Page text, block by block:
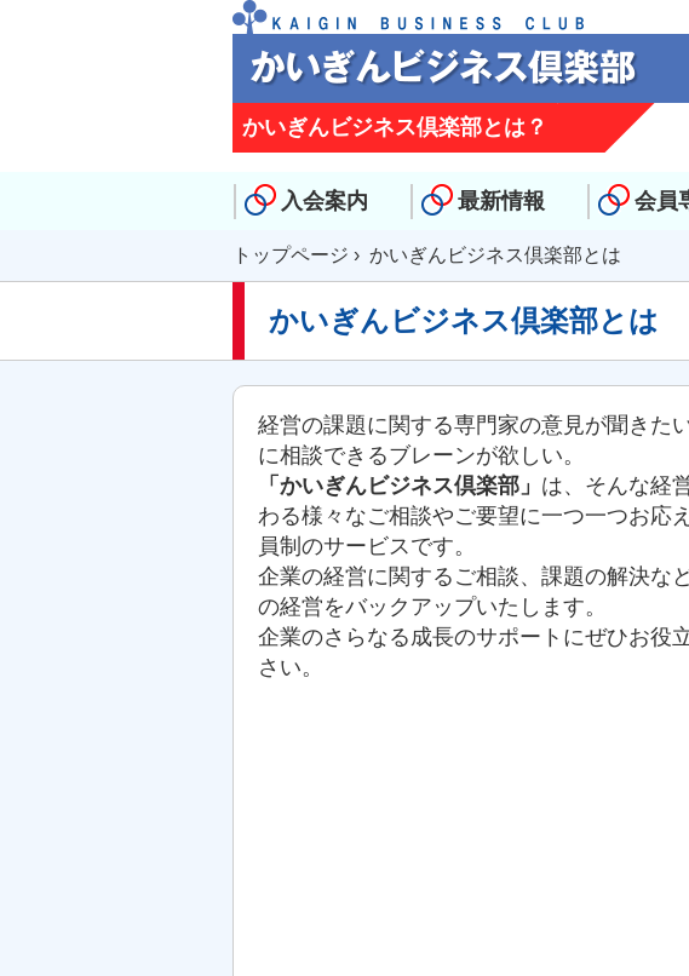
かいぎんビジネス倶楽部とは？
入会案内 最新情報 会員
トップページ › かいぎんビジネス倶楽部とは
かいぎんビジネス倶楽部とは
経営の課題に関する専門家の意見が聞きた
に相談できるブレーンが欲しい。
「かいぎんビジネス倶楽部」 は、そんな経
わる様々なご相談やご要望に一つ一つお応
員制のサービスです。
企業の経営に関するご相談、課題の解決な
の経営をバックアップいたします。
企業のさらなる成長のサポートにぜひお役
さい。